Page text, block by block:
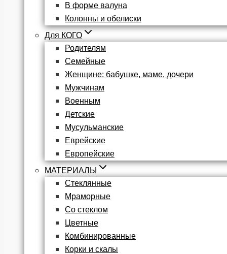
В форме валуна
Колонны и обелиски
Для КОГО
Родителям
Семейные
Женщине: бабушке, маме, дочери
Мужчинам
Военным
Детские
Мусульманские
Еврейские
Европейские
МАТЕРИАЛЫ
Стеклянные
Мраморные
Со стеклом
Цветные
Комбинированные
Корки и скалы